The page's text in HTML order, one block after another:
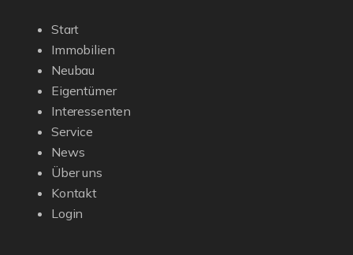
Start
Immobilien
Neubau
Eigentümer
Interessenten
Service
News
Über uns
Kontakt
Login